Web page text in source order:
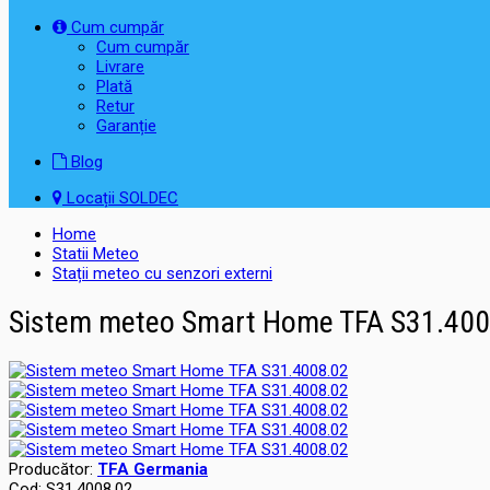
Cum cumpăr
Cum cumpăr
Livrare
Plată
Retur
Garanție
Blog
Locații SOLDEC
Home
Statii Meteo
Stații meteo cu senzori externi
Sistem meteo Smart Home TFA
Producător: TFA Germania